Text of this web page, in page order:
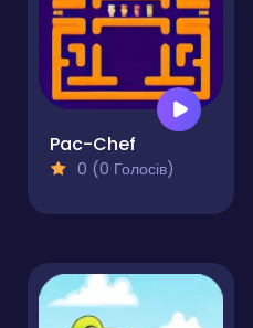
Pac-Chef
0 (0 Голосів)